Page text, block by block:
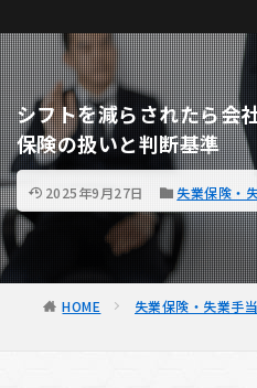
シフトを減らされたら会
保険の扱いと判断基準
2025年9月27日 失業保険・
HOME 失業保険・失業手当